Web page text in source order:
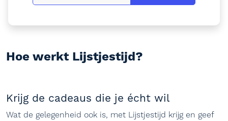
Hoe werkt Lijstjestijd?
Krijg de cadeaus die je écht wil
Wat de gelegenheid ook is, met Lijstjestijd krijg en geef